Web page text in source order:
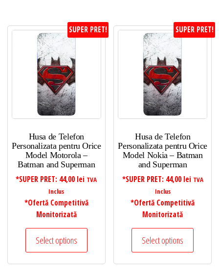
SUPER PRET!
Husa de Telefon
Personalizata pentru Orice
Model Motorola –
Batman and Superman
*SUPER PRET: 44,00 lei TVA
Inclus
*Ofertă Competitivă
Monitorizată
Select options
SUPER PRET!
Husa de Telefon
Personalizata pentru Orice
Model Nokia – Batman
and Superman
*SUPER PRET: 44,00 lei TVA
Inclus
*Ofertă Competitivă
Monitorizată
Select options